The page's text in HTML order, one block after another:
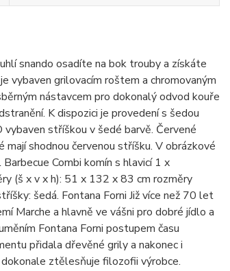
snando osadíte na bok trouby a získáte
vybaven grilovacím roštem a chromovaným
nástavcem pro dokonalý odvod kouře
K dispozici je provedení s šedou
stříškou v šedé barvě. Červené
shodnou červenou stříšku. V obrázkové
Combi komín s hlavicí 1 x
(š x v x h): 51 x 132 x 83 cm rozměry
šedá. Fontana Forni Již více než 70 let
Marche a hlavně ve vášni pro dobré jídlo a
Fontana Forni postupem času
přidala dřevěné grily a nakonec i
ztělesňuje filozofii výrobce.